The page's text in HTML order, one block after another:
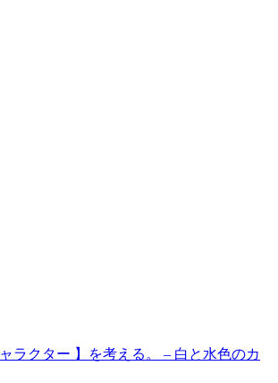
ラクター 】を考える。 – 白と水色のカ